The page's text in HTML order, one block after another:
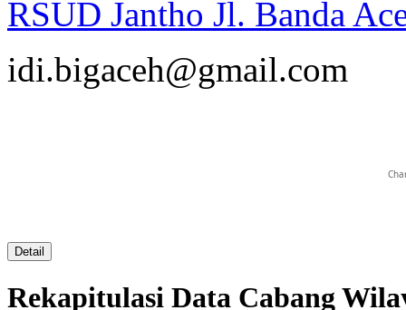
RSUD Jantho Jl. Banda
idi.bigaceh@gmail.com
Detail
Rekapitulasi Data Cabang